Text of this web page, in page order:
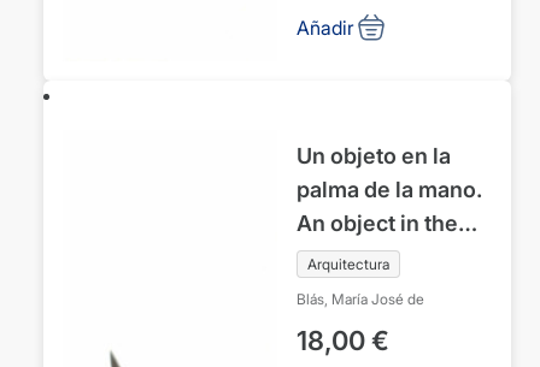
Añadir
Un objeto en la
palma de la mano.
An object in the
palm of your hand
Arquitectura
Blás, María José de
18,00€